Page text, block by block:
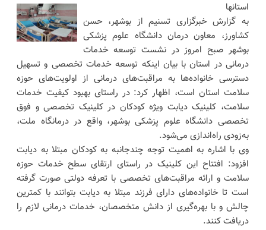
استانها
به گزارش خبرگزاری تسنیم از بوشهر، حسن
کشاورز، معاون درمان دانشگاه علوم پزشکی
بوشهر صبح امروز در نشست توسعه خدمات
درمانی در استان با بیان اینکه توسعه خدمات تخصصی و تسهیل
دسترسی خانواده‌ها به مراقبت‌های درمانی از اولویت‌های حوزه
سلامت استان است، اظهار کرد: در راستای بهبود کیفیت خدمات
سلامت، کلینیک دیابت ویژه کودکان در کلینیک تخصصی و فوق
تخصصی دانشگاه علوم پزشکی بوشهر، واقع در درمانگاه ملت،
به‌زودی راه‌اندازی می‌شود.
وی با اشاره به اهمیت توجه چندجانبه به کودکان مبتلا به دیابت
افزود: افتتاح این کلینیک در راستای ارتقای سطح خدمات حوزه
سلامت و ارائه مراقبت‌های تخصصی با تعرفه دولتی صورت گرفته
است تا خانواده‌های دارای فرزند مبتلا به دیابت بتوانند با کمترین
چالش و با بهره‌گیری از دانش متخصصان، خدمات درمانی لازم را
دریافت کنند.